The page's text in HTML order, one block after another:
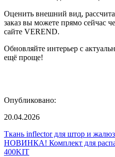
Оценить внешний вид,
заказ вы можете прямо сейчас
сайте VEREND.
Обновляйте интерьер с
ещё проще!
Опубликовано:
20.04.2026
Ткань inflector для штор и
НОВИНКА! Комплект для
400KIT